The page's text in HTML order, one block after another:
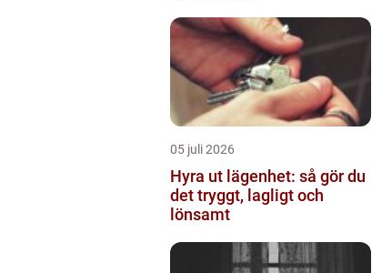
05 juli 2026
Hyra ut lägenhet: så gör du
det tryggt, lagligt och
lönsamt